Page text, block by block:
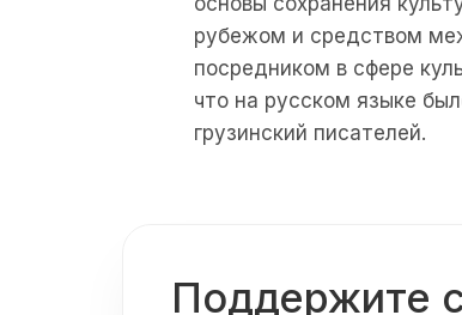
рубежом и средством
посредником в сфере
что на русском языке
грузинский писателей.
Поддержите